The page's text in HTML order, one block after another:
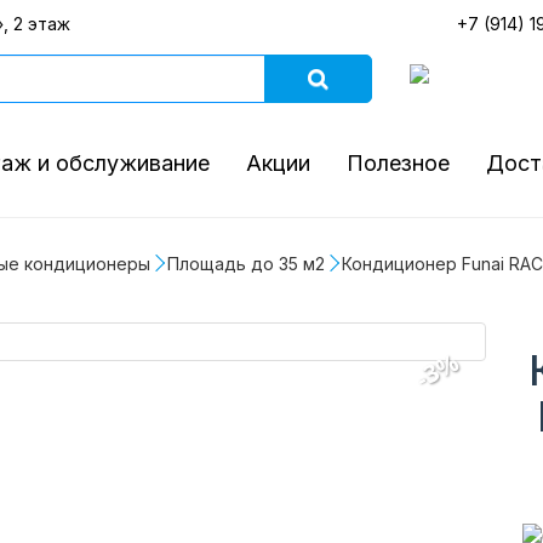
2 этаж +7 (914)
и обслуживание Акции Полезное
кондиционеры Площадь до 35 м2 Кондиционер Funai
-3%